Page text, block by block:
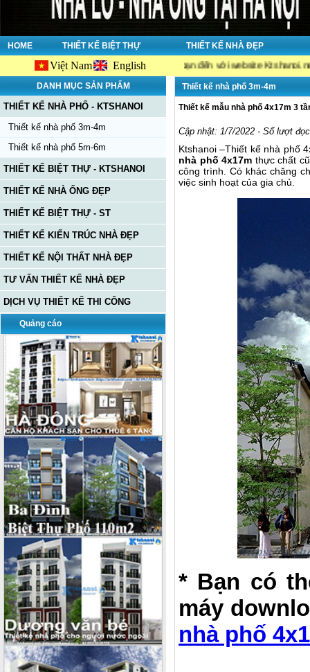
HOME THIẾT KẾ BIỆT THỰ THIẾT KẾ NHÀ ĐẸP
Việt Nam English
Chào mừng bạn đến với website Ktshanoi.net, công
DANH MỤC SẢN PHẨM
THIẾT KẾ NHÀ PHỐ - KTSHANOI
Thiết kế nhà phố 3m-4m
Thiết kế nhà phố 5m-6m
THIẾT KẾ BIỆT THỰ - KTSHANOI
THIẾT KẾ NHÀ ỐNG ĐẸP
THIẾT KẾ BIỆT THỰ - ST
THIẾT KẾ KIẾN TRÚC NHÀ ĐẸP
THIẾT KẾ NỘI THẤT NHÀ ĐẸP
TƯ VẤN THIẾT KẾ NHÀ ĐẸP
DỊCH VỤ THIẾT KẾ THI CÔNG
Quảng cáo
Thiết kế nhà phố 3m-4m
Thiết kế mẫu nhà phố 4x17m 3
Cập nhật: 1/7/2022 - Số lượt
Ktshanoi –Thiết kế nhà phố
nhà phố 4x17m thực chất
công trình. Có khác chăng
việc sinh hoạt của gia chủ.
* Bạn có
máy
nhà phố